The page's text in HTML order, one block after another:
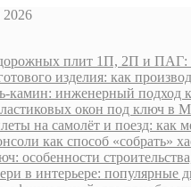
2026
плит 1П, 2П и ПАГ:
изделия: как
камин: инженерный подход
окон под ключ в
на самолёт и поезд: как
как способ «собрать»
особенности
в интерьере: популярные